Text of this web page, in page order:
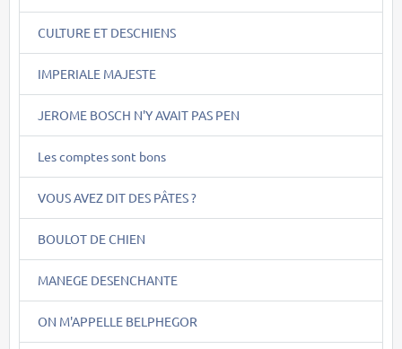
CULTURE ET DESCHIENS
IMPERIALE MAJESTE
JEROME BOSCH N'Y AVAIT PAS PEN
Les comptes sont bons
VOUS AVEZ DIT DES PÂTES ?
BOULOT DE CHIEN
MANEGE DESENCHANTE
ON M'APPELLE BELPHEGOR